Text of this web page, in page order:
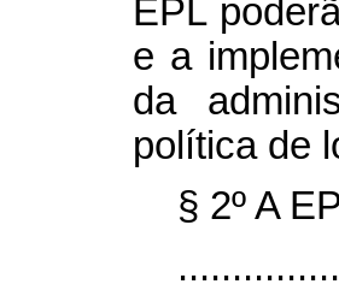
EPL
e a
da
política de
§ 2º A